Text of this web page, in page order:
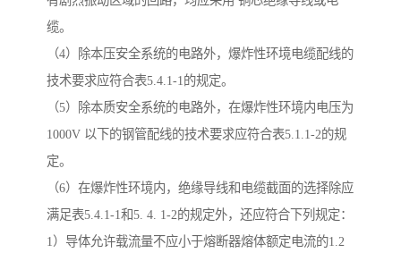
缆。
（4）除本压安全系统的电路外，爆炸性环境电缆配线的
技术要求应符合表5.4.1-1的规定。
（5）除本质安全系统的电路外，在爆炸性环境内电压为
1000V 以下的钢管配线的技术要求应符合表5.1.1-2的规
定。
（6）在爆炸性环境内，绝缘导线和电缆截面的选择除应
满足表5.4.1-1和5. 4. 1-2的规定外，还应符合下列规定：
1）导体允许载流量不应小于熔断器熔体额定电流的1.2